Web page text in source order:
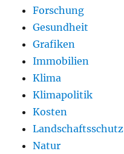
Forschung
Gesundheit
Grafiken
Immobilien
Klima
Klimapolitik
Kosten
Landschaftsschutz
Natur